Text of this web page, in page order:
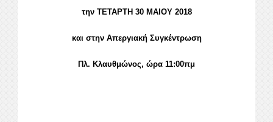
την ΤΕΤΑΡΤΗ 30 ΜΑΙΟΥ 2018
και στην Απεργιακή Συγκέντρωση
Πλ. Κλαυθμώνος, ώρα 11:00πμ